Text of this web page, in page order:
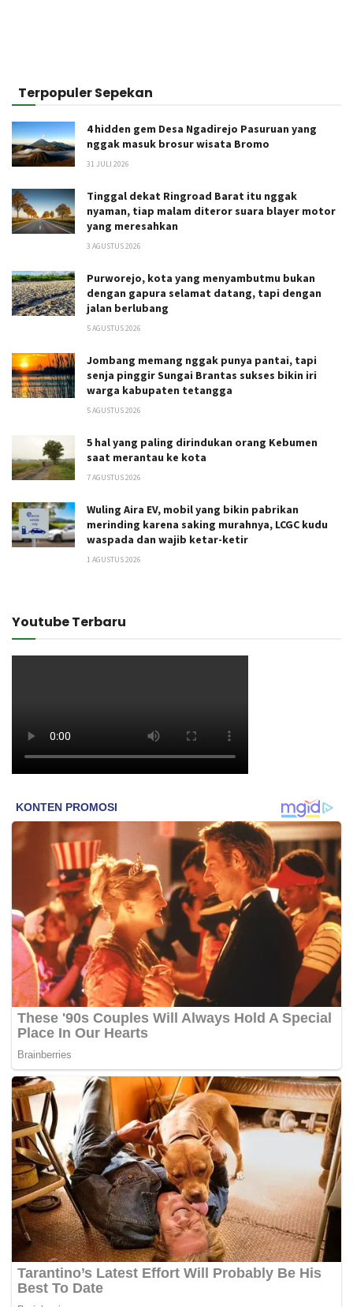
Terpopuler Sepekan
4 hidden gem Desa Ngadirejo Pasuruan yang
nggak masuk brosur wisata Bromo
31 JULI 2026
Tinggal dekat Ringroad Barat itu nggak
nyaman, tiap malam diteror suara blayer motor
yang meresahkan
3 AGUSTUS 2026
Purworejo, kota yang menyambutmu bukan
dengan gapura selamat datang, tapi dengan
jalan berlubang
5 AGUSTUS 2026
Jombang memang nggak punya pantai, tapi
senja pinggir Sungai Brantas sukses bikin iri
warga kabupaten tetangga
5 AGUSTUS 2026
5 hal yang paling dirindukan orang Kebumen
saat merantau ke kota
7 AGUSTUS 2026
Wuling Aira EV, mobil yang bikin pabrikan
merinding karena saking murahnya, LCGC kudu
waspada dan wajib ketar-ketir
1 AGUSTUS 2026
Youtube Terbaru